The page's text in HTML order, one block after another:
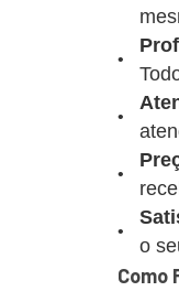
o
Como